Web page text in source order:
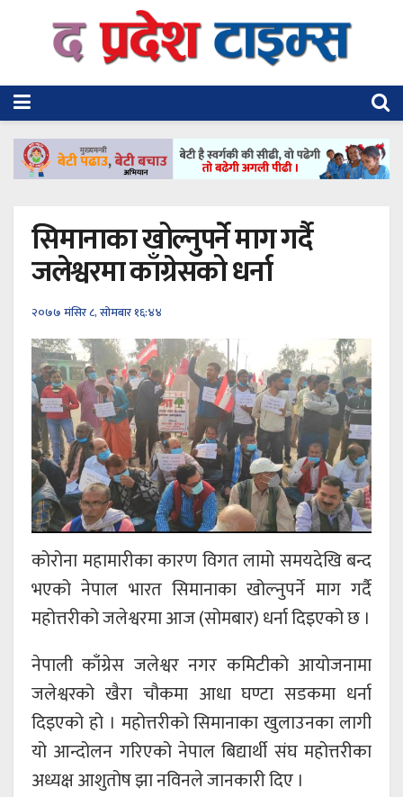
सिमानाका खोल्नुपर्ने माग गर्दै
जलेश्वरमा काँग्रेसको धर्ना
२०७७ मंसिर ८, सोमबार १६:४४
कोरोना महामारीका कारण विगत लामो समयदेखि बन्द
भएको नेपाल भारत सिमानाका खोल्नुपर्ने माग गर्दै
महोत्तरीको जलेश्वरमा आज (सोमबार) धर्ना दिइएको छ ।
नेपाली काँग्रेस जलेश्वर नगर कमिटीको आयोजनामा
जलेश्वरको खैरा चौकमा आधा घण्टा सडकमा धर्ना
दिइएको हो । महोत्तरीको सिमानाका खुलाउनका लागी
यो आन्दोलन गरिएको नेपाल बिद्यार्थी संघ महोत्तरीका
अध्यक्ष आशुतोष झा नविनले जानकारी दिए ।